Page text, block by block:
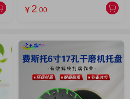
￥ 2 .00